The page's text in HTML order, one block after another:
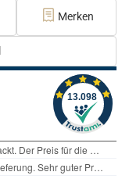
Merken